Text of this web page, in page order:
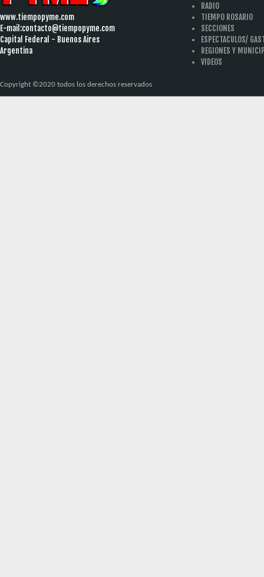
www.tiempopyme.com
E-mail:contacto@tiempopyme.com
Capital Federal - Buenos Aires
Argentina
RADIO
TIEMPO ROSARIO
SECCIONES
ESPECTACULOS/
REGIONES Y
VIDEOS
Copyright ©2020 todos los derechos reservados